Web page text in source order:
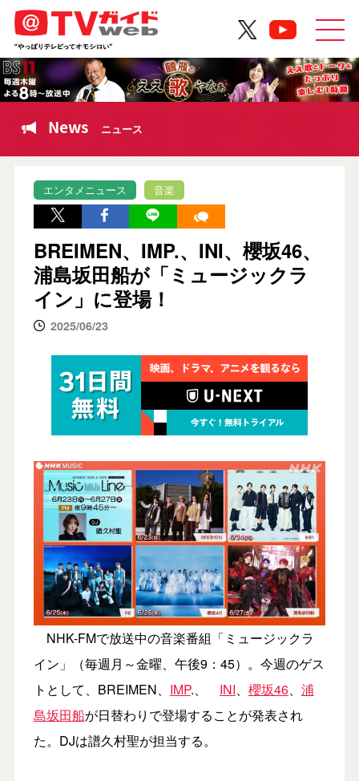
News ニュース
エンタメニュース 音楽
BREIMEN、IMP.、INI、櫻坂46、
浦島坂田船が「ミュージックラ
イン」に登場！
2025/06/23
NHK-FMで放送中の音楽番組「ミュージックラ
イン」（毎週月～金曜、午後9：45）。今週のゲス
トとして、BREIMEN、 IMP.、 INI、 櫻坂46、 浦
島坂田船が日替わりで登場することが発表され
た。DJは譜久村聖が担当する。